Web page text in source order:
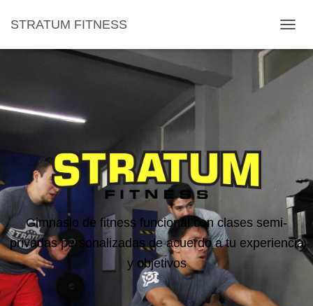
STRATUM FITNESS
O
T
I
O
N
Gimnasio de fitness funcional con clases semi-
privadas personalizadas de acuerdo a tu experiencia
y objetivos